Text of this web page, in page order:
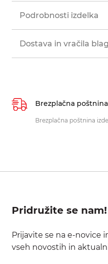
Podrobnosti izdelka
Dostava in vračila
Brezplačna poštnina
Brezplačna poštnina
Pridružite se nam!
Prijavite se na e-novice
vseh novostih in